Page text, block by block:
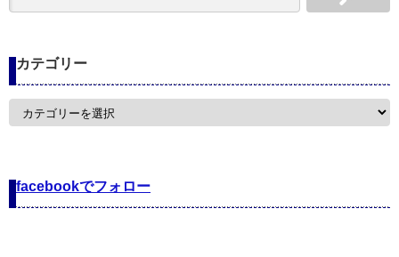
カテゴリー
カ
facebookでフォロー